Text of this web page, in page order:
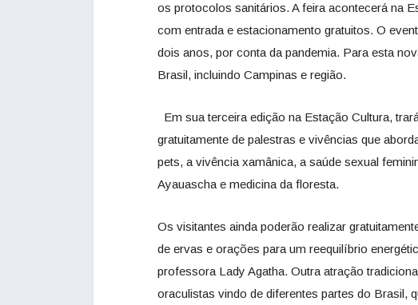
os protocolos sanitários. A feira acontecerá na
com entrada e estacionamento gratuitos. O
dois anos, por conta da pandemia. Para esta
Brasil, incluindo Campinas e região.
Em sua terceira edição na Estação Cultura,
gratuitamente de palestras e vivências que
pets, a vivência xamânica, a saúde sexual
Ayauascha e medicina da floresta.
Os visitantes ainda poderão realizar
de ervas e orações para um reequilíbrio
professora Lady Agatha. Outra atração
oraculistas vindo de diferentes partes do Brasil,